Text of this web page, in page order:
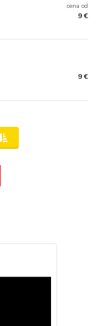
cena od
9 €
9 €